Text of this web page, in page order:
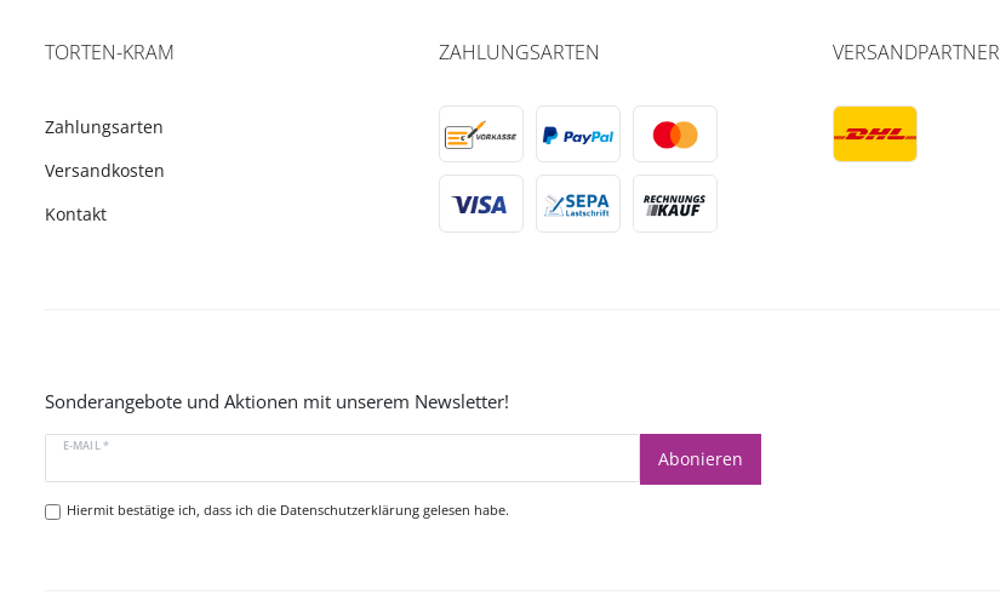
TORTEN-KRAM
Zahlungsarten
Versandkosten
Kontakt
ZAHLUNGSARTEN VERSANDPARTNER
Sonderangebote und Aktionen mit unserem Newsletter!
E-MAIL *
Abonieren
Hiermit bestätige ich, dass ich die Datenschutzerklärunggelesen habe.